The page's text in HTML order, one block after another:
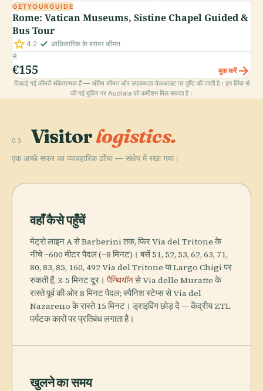
GETYOURGUIDE
Rome: Vatican Museums, Sistine Chapel Guided &
Bus Tour
star4.2 check_small आधिकारिक के बराबर कीमत
से
€155 बुक करेंarrow_forward
दिखाई गई कीमतें संकेतात्मक हैं — अंतिम कीमत और उपलब्धता चेकआउट पर पुष्टि की जाती है। इन लिंक से
की गई बुकिंग पर Audiala को कमीशन मिल सकता है।
03 Visitorlogistics.
एक अच्छे सफर का व्यावहारिक ढाँचा — संक्षेप में रखा गया।
वहाँ कैसे पहुँचें
मेट्रो लाइन A से Barberini तक, फिर Via del Tritone के
नीचे ~600 मीटर पैदल (~8 मिनट)। बसें 51, 52, 53, 62, 63, 71,
80, 83, 85, 160, 492 Via del Tritone या Largo Chigi पर
रुकती हैं, 3-5 मिनट दूर।पैन्थियॉनसे Via delle Muratte के
रास्ते पूर्व की ओर 8 मिनट पैदल; स्पैनिश स्टेप्स से Via del
Nazareno के रास्ते 15 मिनट। ड्राइविंग छोड़ दें — केंद्रीय ZTL
पर्यटक कारों पर प्रतिबंध लगाता है।
खुलने का समय